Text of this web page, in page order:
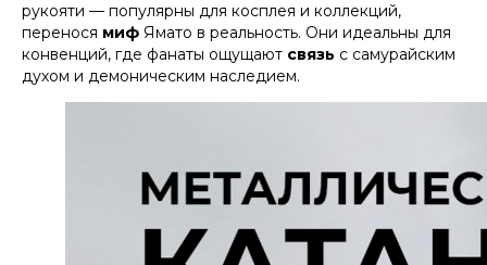
рукояти — популярны для косплея и коллекций,
перенося миф Ямато в реальность. Они идеальны для
конвенций, где фанаты ощущают связь с самурайским
духом и демоническим наследием.